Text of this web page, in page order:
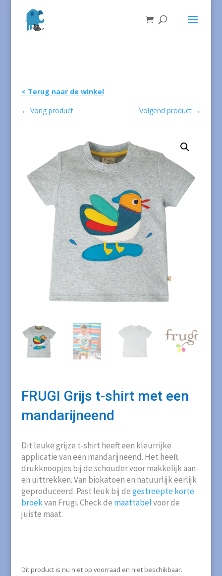
< Terug naar de winkel
← Vorig product Volgend product →
FRUGI Grijs t-shirt met een
mandarijneend
Dit leuke grijze t-shirt heeft een kleurrijke
applicatie van een mandarijneend. Het heeft
drukknoopjes bij de schouder voor makkelijk aan-
en uittrekken. Van biokatoen en natuurlijk eerlijk
geproduceerd. Past leuk bij degestreepte korte
broekvan Frugi. Check de maattabelvoor de
juiste maat.
Dit product is nu niet op voorraad en niet beschikbaar.